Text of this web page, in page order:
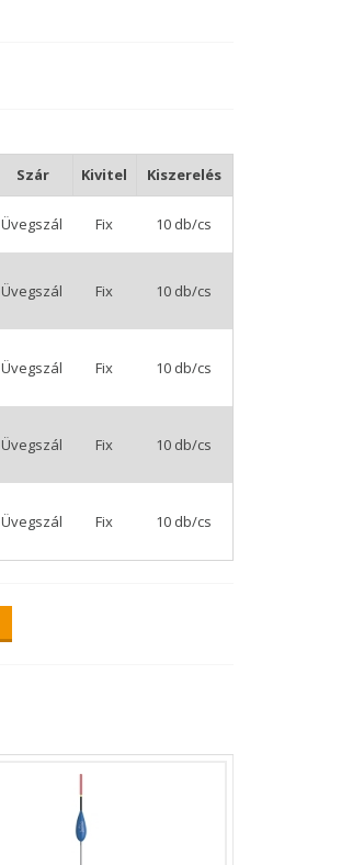
Szár Kivitel Kiszerelés
Üvegszál Fix 10 db/cs
Üvegszál Fix 10 db/cs
Üvegszál Fix 10 db/cs
Üvegszál Fix 10 db/cs
Üvegszál Fix 10 db/cs